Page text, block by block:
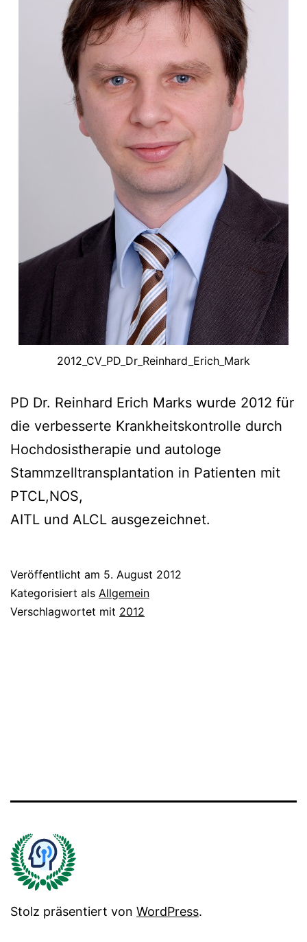
2012_CV_PD_Dr_Reinhard_Erich_Mark
PD Dr. Reinhard Erich Marks wurde 2012 für
die verbesserte Krankheitskontrolle durch
Hochdosistherapie und autologe
Stammzelltransplantation in Patienten mit
PTCL,NOS,
AITL und ALCL ausgezeichnet.
Veröffentlicht am 5. August 2012
Kategorisiert als Allgemein
Verschlagwortet mit 2012
Stolz präsentiert von WordPress.